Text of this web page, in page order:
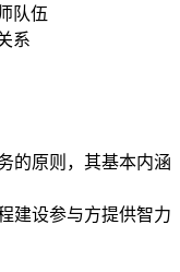
队伍
系
的原则，其基本内涵
建设参与方提供智力